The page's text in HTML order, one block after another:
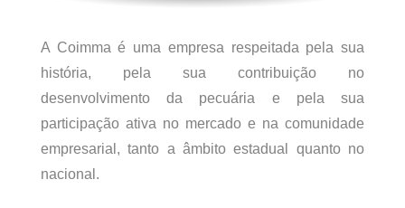
A Coimma é uma empresa respeitada pela sua
história, pela sua contribuição no
desenvolvimento da pecuária e pela sua
participação ativa no mercado e na comunidade
empresarial, tanto a âmbito estadual quanto no
nacional.